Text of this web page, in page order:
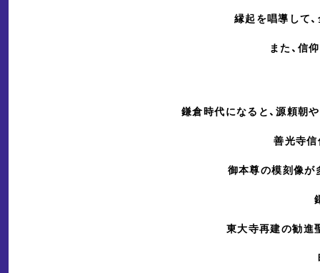
縁起を唱導して
また、信
鎌倉時代になると、源頼朝
善光寺信
御本尊の模刻像が
東大寺再建の勧進